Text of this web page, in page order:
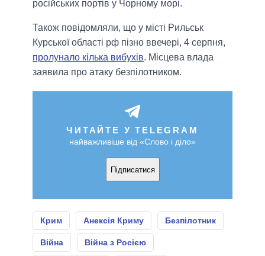
російських портів у Чорному морі.
Також повідомляли, що у місті Рильськ
Курської області рф пізно ввечері, 4 серпня,
пролунало кілька вибухів. Місцева влада
заявила про атаку безпілотником.
ЧИТАЙТЕ У TELEGRAM
найважливіше від «Слово і діло»
Підписатися
Крим Анексія Криму Безпілотник
Війна Війна з Росією